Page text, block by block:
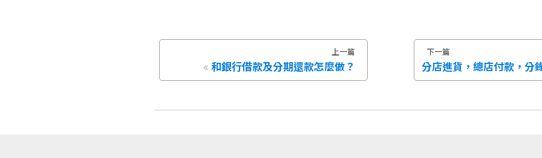
上一篇
和銀行借款及分期還款怎麼做？
下一篇
分店進貨，總店付款，分